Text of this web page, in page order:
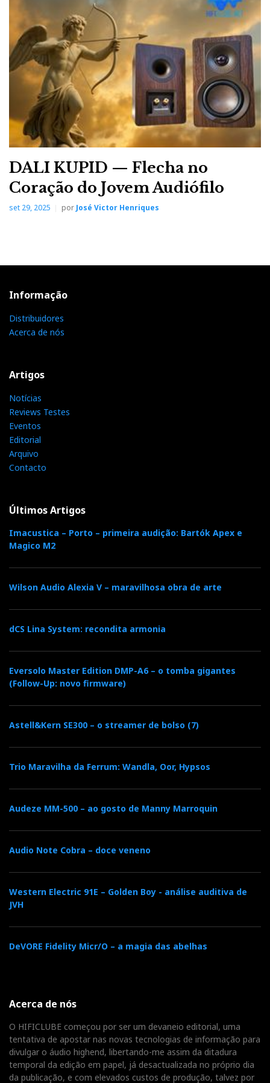
DALI KUPID — Flecha no
Coração do Jovem Audiófilo
set 29, 2025 por José Victor Henriques
Informação
Distribuidores
Acerca de nós
Artigos
Notícias
Reviews Testes
Eventos
Editorial
Arquivo
Contacto
Últimos Artigos
Imacustica – Porto – primeira audição: Bartók Apex e
Magico M2
Wilson Audio Alexia V – maravilhosa obra de arte
dCS Lina System: recondita armonia
Eversolo Master Edition DMP-A6 – o tomba gigantes
(Follow-Up: novo firmware)
Astell&Kern SE300 – o streamer de bolso (7)
Trio Maravilha da Ferrum: Wandla, Oor, Hypsos
Audeze MM-500 – ao gosto de Manny Marroquin
Audio Note Cobra – doce veneno
Western Electric 91E – Golden Boy - análise auditiva de
JVH
DeVORE Fidelity Micr/O – a magia das abelhas
Acerca de nós
O HIFICLUBE começou por ser um devaneio editorial, uma
tentativa de apostar nas novas tecnologias de informação para
divulgar o áudio highend, libertando-me assim da ditadura
temporal da edição em papel, já desactualizada no próprio dia
da publicação, e com elevados custos de produção, talvez por